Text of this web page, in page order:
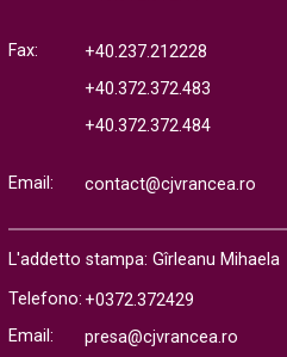
Fax:
+40.237.212228
+40.372.372.483
+40.372.372.484
Email: contact@cjvrancea.ro
L'addetto stampa: Gîrleanu Mihaela
Telefono: +0372.372429
Email:
presa@cjvrancea.ro